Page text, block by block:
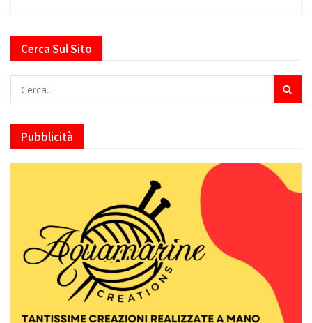
Cerca Sul Sito
Pubblicità